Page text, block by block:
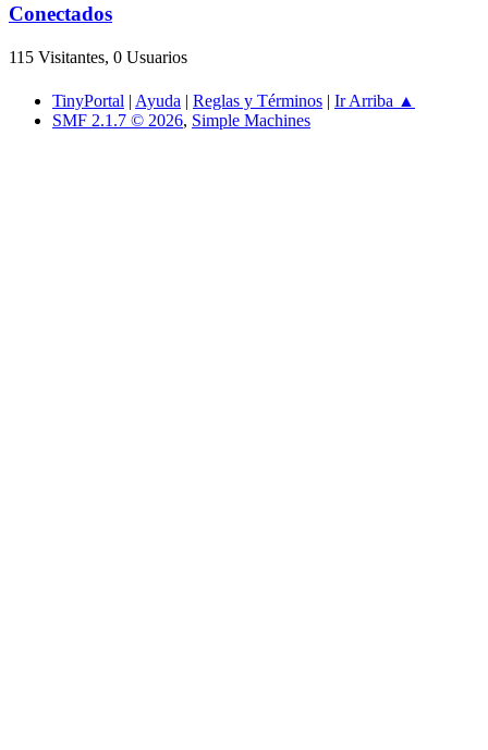
Conectados
115 Visitantes, 0 Usuarios
TinyPortal | Ayuda | Reglas y Términos | Ir Arriba ▲
SMF 2.1.7 © 2026, Simple Machines